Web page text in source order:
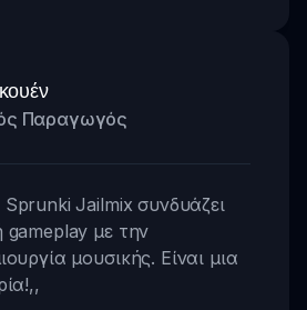
Παραγωγός
Jailmix συνδυάζει
gameplay με την
μουσικής. Είναι μια
,,